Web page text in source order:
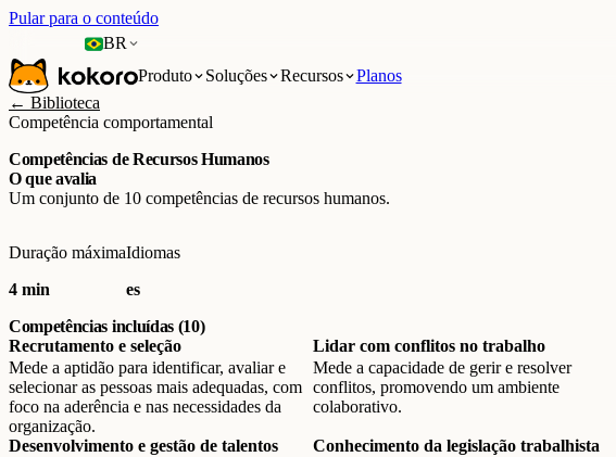
Pular para o conteúdo
BR
Produto
Soluções Recursos Planos
← Biblioteca
Competência comportamental
Competências de Recursos Humanos
O que avalia
Um conjunto de 10 competências de recursos humanos.
Duração máxima
4 min
Idiomas
es
Competências incluídas (10)
Recrutamento e seleção
Mede a aptidão para identificar, avaliar e
selecionar as pessoas mais adequadas, com
foco na aderência e nas necessidades da
organização.
Lidar com conflitos no trabalho
Mede a capacidade de gerir e resolver
conflitos, promovendo um ambiente
colaborativo.
Desenvolvimento e gestão de talentos
Conhecimento da legislação trabalhista